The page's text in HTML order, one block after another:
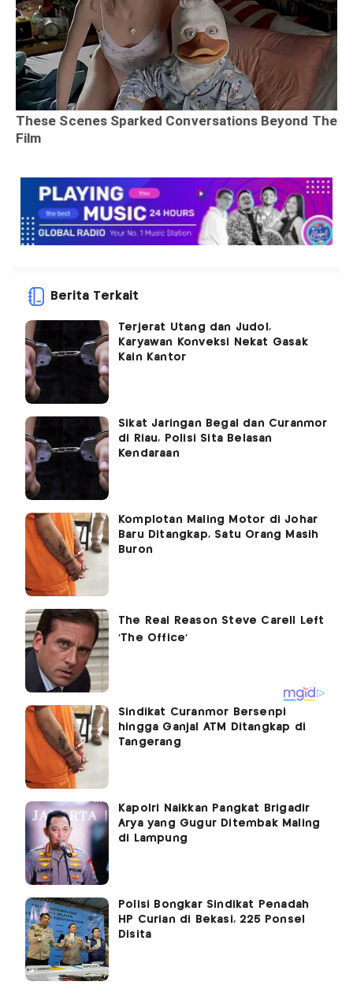
Berita Terkait
Terjerat Utang dan Judol,
Karyawan Konveksi Nekat Gasak
Kain Kantor
Sikat Jaringan Begal dan Curanmor
di Riau, Polisi Sita Belasan
Kendaraan
Komplotan Maling Motor di Johar
Baru Ditangkap, Satu Orang Masih
Buron
Sindikat Curanmor Bersenpi
hingga Ganjal ATM Ditangkap di
Tangerang
Kapolri Naikkan Pangkat Brigadir
Arya yang Gugur Ditembak Maling
di Lampung
Polisi Bongkar Sindikat Penadah
HP Curian di Bekasi, 225 Ponsel
Disita